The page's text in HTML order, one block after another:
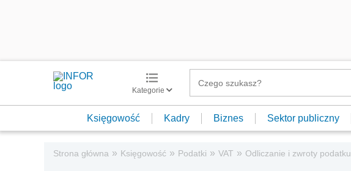
Kategorie
Księgowość Kadry Biznes Sektor publiczny
Strona główna » Księgowość » Podatki » VAT » Odliczanie i zwroty podatku